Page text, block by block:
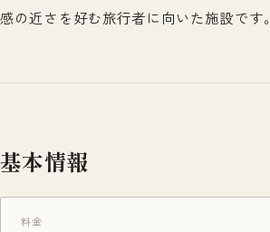
感の近さを好む旅行者に向いた施設です。
基本情報
料金